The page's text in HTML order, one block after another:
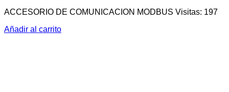
ACCESORIO DE COMUNICACION MODBUS Visitas: 197
Añadir al carrito